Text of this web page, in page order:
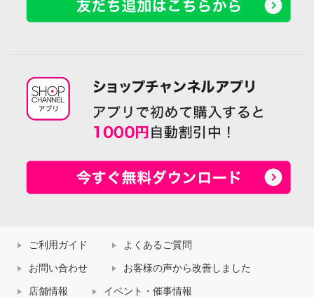
ご利用ガイド よくあるご質問
お問い合わせ お客様の声から改善しました
店舗情報 イベント・催事情報